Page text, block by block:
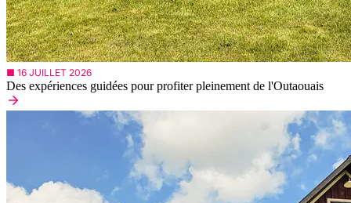
■ 16 JUILLET 2026
Des expériences guidées pour profiter pleinement de l'Outaouais